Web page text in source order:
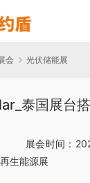
会 光伏储能展
泰国展台
展会时
生能源展